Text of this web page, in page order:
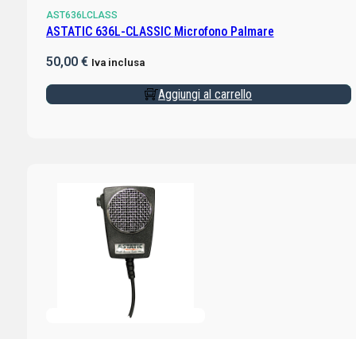
AST636LCLASS
ASTATIC 636L-CLASSIC Microfono Palmare
50,00 € Iva inclusa
Aggiungi al carrello